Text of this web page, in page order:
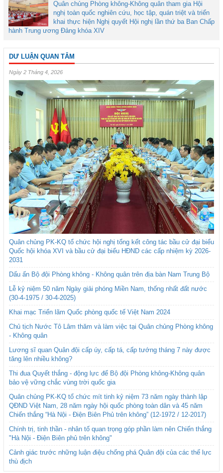
Quân chủng Phòng không-Không quân tham gia Hội
nghị toàn quốc nghiên cứu, học tập, quán triệt và triển
khai thực hiện Nghị quyết Hội nghị lần thứ ba Ban Chấp
hành Trung ương Đảng khóa XIV
DƯ LUẬN QUAN TÂM
Ngày 2 Tháng 4, 2026
Quân chủng PK-KQ tổ chức hội nghị tổng kết công tác bầu cử đại biểu
Quốc hội khóa XVI và bầu cử đại biểu HĐND các cấp nhiệm kỳ 2026-
2031
Dấu ấn Bộ đội Phòng không - Không quân trên địa bàn Nam Trung Bộ
Lễ kỷ niệm 50 năm Ngày giải phóng Miền Nam, thống nhất đất nước
(30-4-1975 / 30-4-2025)
Khai mạc Triển lãm Quốc phòng quốc tế Việt Nam 2024
Chủ tịch Nước Tô Lâm thăm và làm việc tại Quân chủng Phòng không
- Không quân
Lương sĩ quan Quân đội cấp úy, cấp tá, cấp tướng tháng 7 này được
tăng lên nhiều không?
Thi đua Quyết thắng - động lực để Bộ đội Phòng không-Không quân
bảo vệ vững chắc vùng trời quốc gia
Quân chủng PK-KQ tổ chức mít tinh kỷ niệm 73 năm ngày thành lập
QĐND Việt Nam, 28 năm ngày hội quốc phòng toàn dân và 45 năm
Chiến thắng “Hà Nội - Điện Biên Phủ trên không” (12-1972 / 12-2017)
Chính trị, tinh thần - nhân tố quan trọng góp phần làm nên Chiến thắng
"Hà Nội - Điện Biên phủ trên không"
Cảnh giác trước những luận điệu chống phá Quân đội của các thế lực
thù địch